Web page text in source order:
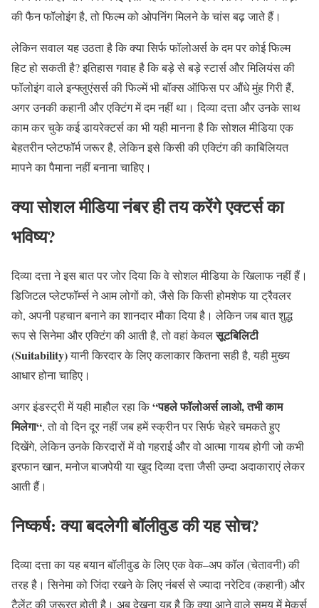
की फैन फॉलोइंग है,तो फिल्म को ओपनिंग मिलने के चांस बढ़ जाते हैं।
लेकिन सवाल यह उठता है कि क्या सिर्फ फॉलोअर्स के दम पर कोई फिल्म
हिट हो सकती है?इतिहास गवाह है कि बड़े से बड़े स्टार्स और मिलियंस की
फॉलोइंग वाले इन्फ्लुएंसर्स की फिल्में भी बॉक्स ऑफिस पर औंधे मुंह गिरी हैं,
अगर उनकी कहानी और एक्टिंग में दम नहीं था। दिव्या दत्ता और उनके साथ
काम कर चुके कई डायरेक्टर्स का भी यही मानना है कि सोशल मीडिया एक
बेहतरीन प्लेटफॉर्म जरूर है,लेकिन इसे किसी की एक्टिंग की काबिलियत
मापने का पैमाना नहीं बनाना चाहिए।
क्यासोशलमीडियानंबरहीतयकरेंगेएक्टर्सका
भविष्य?
दिव्या दत्ता ने इस बात पर जोर दिया कि वे सोशल मीडिया के खिलाफ नहीं हैं।
डिजिटल प्लेटफॉर्म्स ने आम लोगों को,जैसे कि किसी होमशेफ या ट्रैवलर
को, अपनी पहचान बनाने का शानदार मौका दिया है। लेकिन जब बात शुद्ध
रूप से सिनेमा और एक्टिंग की आती है,तो वहां केवलसूटबिलिटी
(Suitability)यानी किरदार के लिए कलाकार कितना सही है,यही मुख्य
आधार होना चाहिए।
अगर इंडस्ट्री में यही माहौल रहा कि“पहलेफॉलोअर्सलाओ,तभीकाम
मिलेगा“,तो वो दिन दूर नहीं जब हमें स्क्रीन पर सिर्फ चेहरे चमकते हुए
दिखेंगे,लेकिन उनके किरदारों में वो गहराई और वो आत्मा गायब होगी जो कभी
इरफान खान,मनोज बाजपेयी या खुद दिव्या दत्ता जैसी उम्दा अदाकाराएं लेकर
आती हैं।
निष्कर्ष:क्याबदलेगीबॉलीवुडकीयहसोच?
दिव्या दत्ता का यह बयान बॉलीवुड के लिए एक वेक–अप कॉल(चेतावनी)की
तरह है। सिनेमा को जिंदा रखने के लिए नंबर्स से ज्यादा नरेटिव(कहानी)और
टैलेंट की जरूरत होती है। अब देखना यह है कि क्या आने वाले समय में मेकर्स